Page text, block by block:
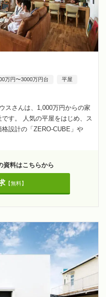
万円〜3000万円台 平屋
スさんは、1,000万円からの家
す。 人気の平屋をはじめ、ス
設計の「ZERO-CUBE」や
資料はこちらから
【無料】